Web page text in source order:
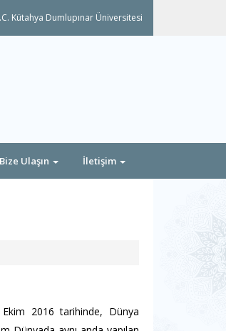
Kütahya Dumlupınar Üniversitesi
Bize Ulaşın İletişim
2016 tarihinde, Dünya